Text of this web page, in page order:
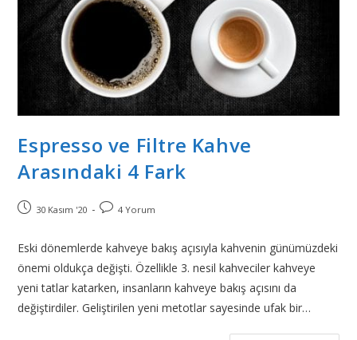
Espresso ve Filtre Kahve
Arasındaki 4 Fark
30 Kasım '20 4 Yorum
Eski dönemlerde kahveye bakış açısıyla kahvenin günümüzdeki
önemi oldukça değişti. Özellikle 3. nesil kahveciler kahveye
yeni tatlar katarken, insanların kahveye bakış açısını da
değiştirdiler. Geliştirilen yeni metotlar sayesinde ufak bir…